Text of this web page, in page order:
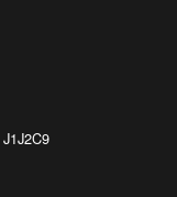
J1J2C9